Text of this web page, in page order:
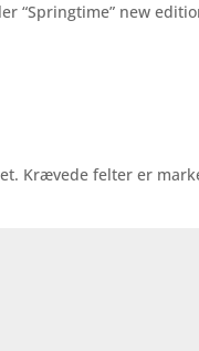
“Springtime” new
Krævede felter er